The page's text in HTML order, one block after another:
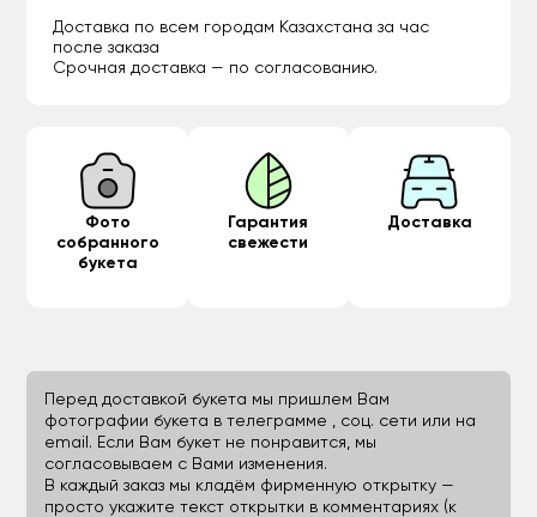
Доставка по всем городам Казахстана за час
после заказа
Срочная доставка — по согласованию.
Фото
собранного
букета
Гарантия
свежести
Доставка
Перед доставкой букета мы пришлем Вам
фотографии букета в телеграмме , соц. сети или на
email. Если Вам букет не понравится, мы
согласовываем с Вами изменения.
В каждый заказ мы кладём фирменную открытку —
просто укажите текст открытки в комментариях (к